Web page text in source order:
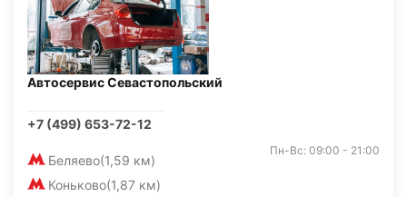
Автосервис Севастопольский
+7 (499) 653-72-12
Беляево(1,59 км)
Коньково(1,87 км)
Пн-Вс: 09:00 - 21:00